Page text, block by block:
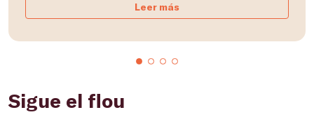
Leer más
Sigue el flou